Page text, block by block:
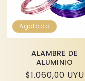
Agotado
ALAMBRE DE
ALUMINIO
Precio
$1.060,00 UYU